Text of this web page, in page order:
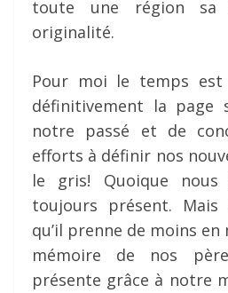
toute une région sa
originalité.
Pour moi le temps
définitivement la page
notre passé et de
efforts à définir nos
le gris! Quoique
toujours présent.
qu’il prenne de moins en
mémoire de nos
présente grâce à notre